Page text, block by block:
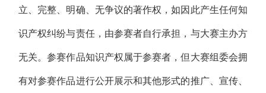
立、完整、明确、无争议的著作权，如因此产生任何知
识产权纠纷与责任，由参赛者自行承担，与大赛主办方
无关。参赛作品知识产权属于参赛者，但大赛组委会拥
有对参赛作品进行公开展示和其他形式的推广、宣传、